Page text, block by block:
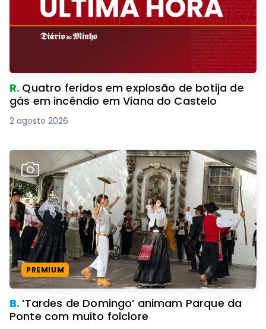
R. Quatro feridos em explosão de botija de
gás em incêndio em Viana do Castelo
2 agosto 2026
PREMIUM
B.‘Tardes de Domingo’ animam Parque da
Ponte com muito folclore